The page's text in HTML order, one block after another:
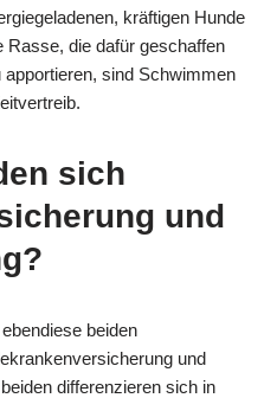
kräftigen Hunde
Rasse, die dafür geschaffen
sind Schwimmen
sich
und
beiden
und
differenzieren sich in